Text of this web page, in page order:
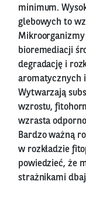
minimum.
glebowych to
Mikroorganizmy
bioremediacji
degradację i
aromatycznych
Wytwarzają
wzrostu,
wzrasta
Bardzo ważną
w rozkładzie
powiedzieć, że
strażnikami